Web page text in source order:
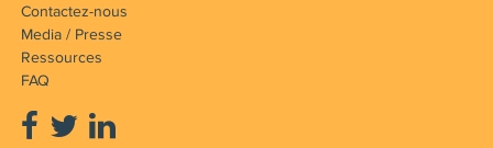
Contactez-nous
Media / Presse
Ressources
FAQ